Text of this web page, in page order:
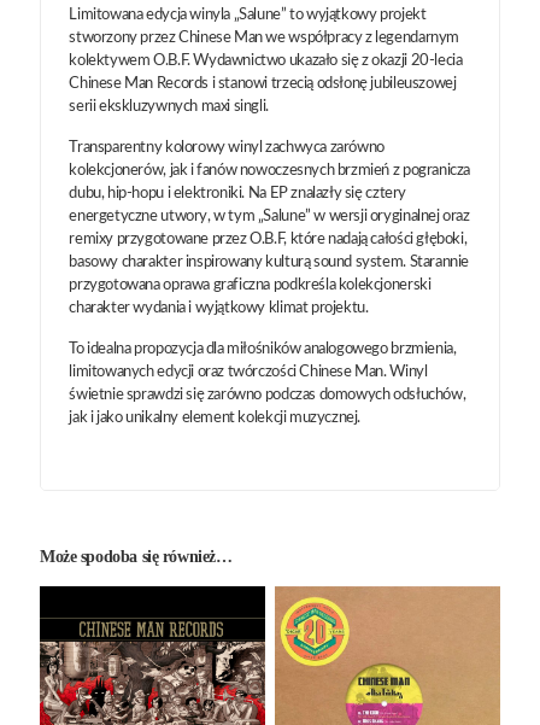
Limitowana edycja winyla „Salune” to wyjątkowy projekt
stworzony przez Chinese Man we współpracy z legendarnym
kolektywem O.B.F. Wydawnictwo ukazało się z okazji 20-lecia
Chinese Man Records i stanowi trzecią odsłonę jubileuszowej
serii ekskluzywnych maxi singli.
Transparentny kolorowy winyl zachwyca zarówno
kolekcjonerów, jak i fanów nowoczesnych brzmień z pogranicza
dubu, hip-hopu i elektroniki. Na EP znalazły się cztery
energetyczne utwory, w tym „Salune” w wersji oryginalnej oraz
remixy przygotowane przez O.B.F, które nadają całości głęboki,
basowy charakter inspirowany kulturą sound system. Starannie
przygotowana oprawa graficzna podkreśla kolekcjonerski
charakter wydania i wyjątkowy klimat projektu.
To idealna propozycja dla miłośników analogowego brzmienia,
limitowanych edycji oraz twórczości Chinese Man. Winyl
świetnie sprawdzi się zarówno podczas domowych odsłuchów,
jak i jako unikalny element kolekcji muzycznej.
Może spodoba się również…